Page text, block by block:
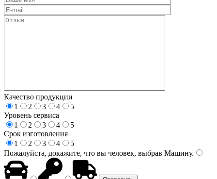
Качество продукции
1
2 3 4
5
Уровень сервиса
1
2 3 4
5
Срок изготовления
1
2 3 4
5
Пожалуйста, докажите, что вы человек, выбрав Машину.